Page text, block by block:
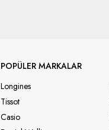
POPÜLER MARKALAR
Longines
Tissot
Casio